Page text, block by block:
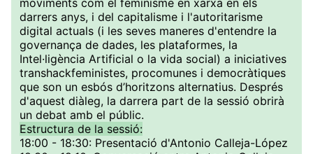
moviments com el feminisme en xarxa en els
darrers anys, i del capitalisme i l'autoritarisme
digital actuals (i les seves maneres d'entendre la
governança de dades, les plataformes, la
Intel·ligència Artificial o la vida social) a iniciatives
transhackfeministes, procomunes i democràtiques
que son un esbós d’horitzons alternatius. Després
d'aquest diàleg, la darrera part de la sessió obrirà
un debat amb el públic.
Estructura de la sessió:
18:00 - 18:30: Presentació d'Antonio Calleja-López